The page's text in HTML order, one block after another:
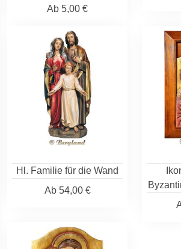
Ab 5,00 €
Hl. Familie für die Wand
Ab54,00 €